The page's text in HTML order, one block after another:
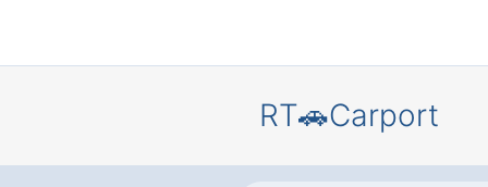
RT🚗Carport